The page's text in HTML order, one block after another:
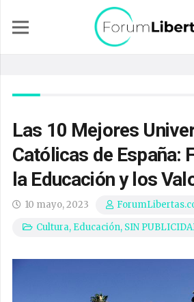
Las 10 Mejores
Católicas de España:
la Educación y los
10 mayo, 2023
Cultura, Educación, SIN